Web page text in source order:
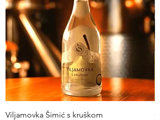
Viljamovka Šimić s kruškom